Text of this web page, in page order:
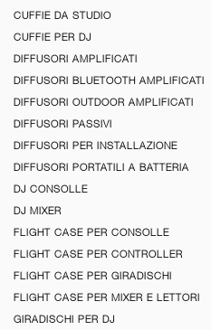
CUFFIE DA STUDIO
CUFFIE PER DJ
DIFFUSORI AMPLIFICATI
DIFFUSORI BLUETOOTH AMPLIFICATI
DIFFUSORI OUTDOOR AMPLIFICATI
DIFFUSORI PASSIVI
DIFFUSORI PER INSTALLAZIONE
DIFFUSORI PORTATILI A BATTERIA
DJ CONSOLLE
DJ MIXER
FLIGHT CASE PER CONSOLLE
FLIGHT CASE PER CONTROLLER
FLIGHT CASE PER GIRADISCHI
FLIGHT CASE PER MIXER E LETTORI
GIRADISCHI PER DJ